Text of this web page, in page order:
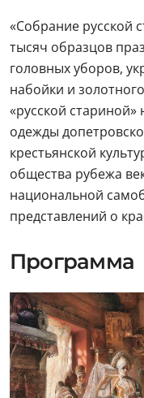
«Собрание русской
тысяч образцов
головных уборов,
набойки и
«русской
одежды
крестьянской
общества рубежа
национальной
представлений о
Программа